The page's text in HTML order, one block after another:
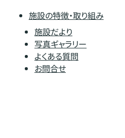
施設の特徴・取り組み
施設だより
写真ギャラリー
よくある質問
お問合せ